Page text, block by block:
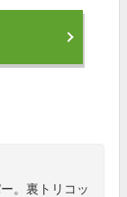
。裏トリコッ